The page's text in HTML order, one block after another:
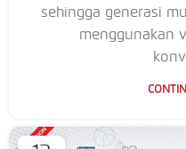
sehingga generasi
menggunakan